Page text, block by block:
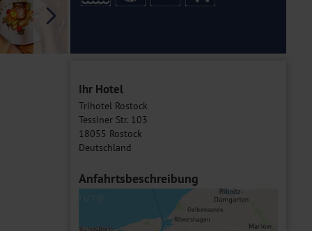
Ihr Hotel
Trihotel Rostock
Tessiner Str. 103
18055 Rostock
Deutschland
Anfahrtsbeschreibung